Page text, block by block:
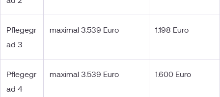
Pflegegr
ad 3
maximal 3.539 Euro 1.198 Euro
Pflegegr
ad 4
maximal 3.539 Euro 1.600 Euro